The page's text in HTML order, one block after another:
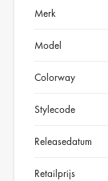
Merk
Model
Colorway
Stylecode
Releasedatum
Retailprijs